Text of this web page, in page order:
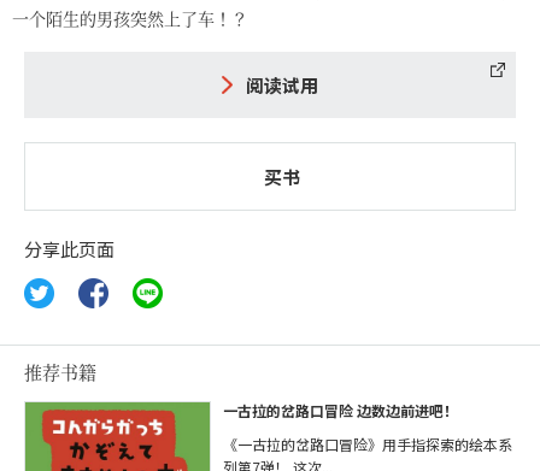
一个陌生的男孩突然上了车！？
阅读试用
买书
分享此页面
推荐书籍
一古拉的岔路口冒险 边数边前进吧！
《一古拉的岔路口冒险》用手指探索的绘本系
列第7弹！ 这次...